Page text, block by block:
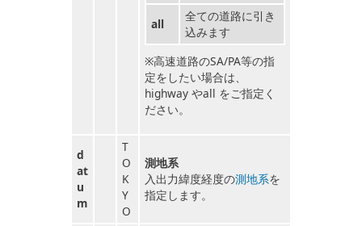
all
全ての道路に引き
込みます
※高速道路のSA/PA等の指
定をしたい場合は、
highway やall をご指定く
ださい。
d
at
u
m
T
O
K
Y
O
測地系
入出力緯度経度の測地系を
指定します。